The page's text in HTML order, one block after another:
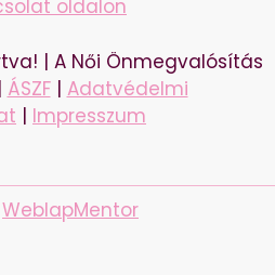
oldalon
| A Női Önmegvalósítás
ÁSZF| Adatvédelmi
| Impresszum
WeblapMentor